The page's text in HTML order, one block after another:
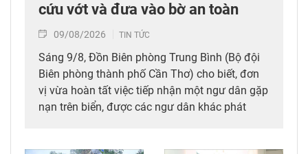
cứu vớt và đưa vào bờ an toàn
09/08/2026 TIN TỨC
Sáng 9/8, Đồn Biên phòng Trung Bình (Bộ đội
Biên phòng thành phố Cần Thơ) cho biết, đơn
vị vừa hoàn tất việc tiếp nhận một ngư dân gặp
nạn trên biển, được các ngư dân khác phát